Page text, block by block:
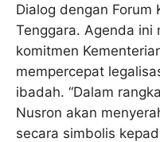
Dialog dengan Forum
Tenggara. Agenda ini
komitmen
mempercepat
ibadah. “Dalam
Nusron akan
secara simbolis